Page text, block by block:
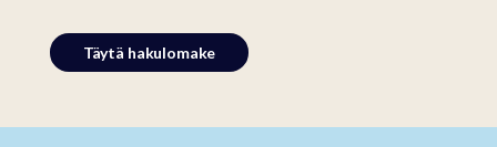
Täytä hakulomake